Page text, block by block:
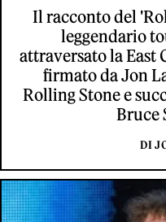
Il racconto del
leggendario
attraversato la East
firmato da Jon
Rolling Stone e
Bruce
DI